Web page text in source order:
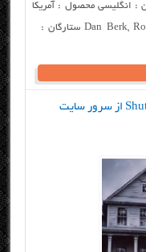
: ۱ساعت ۲۱ دقیقه زبان : انگلیسی محصول : آمریکا
سال انتشار : ۲۰۱۶ کارگردان : Dan Berk, Robert Olsen ستارگان :